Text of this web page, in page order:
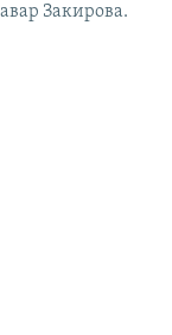
Закирова.